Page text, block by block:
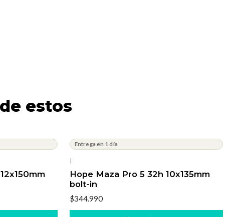
estos
Entrega en 1 día
|
Hope Maza Pro 5 32h 10x135mm
bolt-in
$344.990